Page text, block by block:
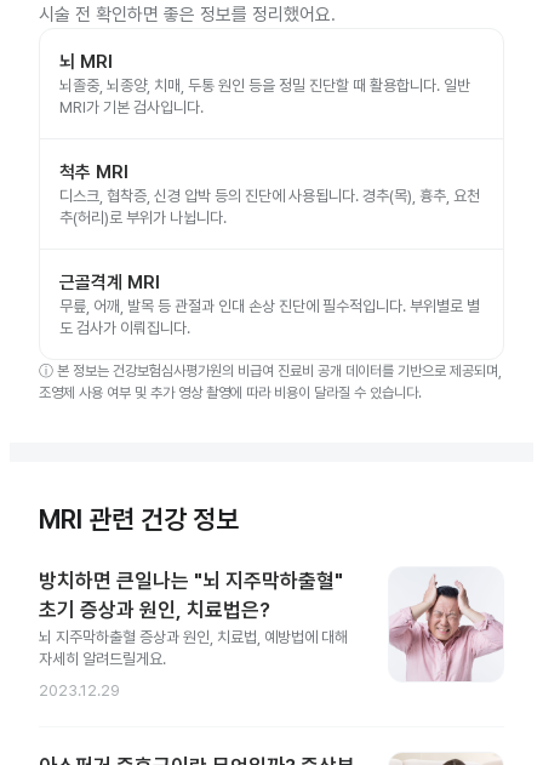
시술 전 확인하면 좋은 정보를 정리했어요.
뇌 MRI
뇌졸중, 뇌종양, 치매, 두통 원인 등을 정밀 진단할 때 활용합니다. 일반
MRI가 기본 검사입니다.
척추 MRI
디스크, 협착증, 신경 압박 등의 진단에 사용됩니다. 경추(목), 흉추, 요천
추(허리)로 부위가 나뉩니다.
근골격계 MRI
무릎, 어깨, 발목 등 관절과 인대 손상 진단에 필수적입니다. 부위별로 별
도 검사가 이뤄집니다.
ⓘ 본 정보는 건강보험심사평가원의 비급여 진료비 공개 데이터를 기반으로 제공되며,
조영제 사용 여부 및 추가 영상 촬영에 따라 비용이 달라질 수 있습니다.
MRI 관련 건강 정보
방치하면 큰일나는 "뇌 지주막하출혈"
초기 증상과 원인, 치료법은?
뇌 지주막하출혈 증상과 원인, 치료법, 예방법에 대해
자세히 알려드릴게요.
2023.12.29